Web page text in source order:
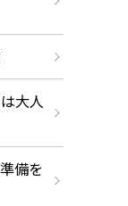
大人
備を